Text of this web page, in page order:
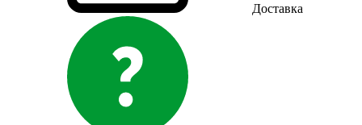
Доставка